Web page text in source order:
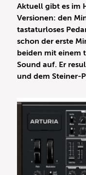
Aktuell gibt es im
Versionen: den
tastaturloses
schon der erste
beiden mit einem
Sound auf. Er
und dem Steiner-